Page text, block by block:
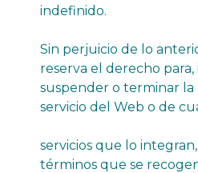
indefinido.
Sin perjuicio de lo
reserva el derecho
suspender o terminar la
servicio del Web o de
servicios que lo
términos que se